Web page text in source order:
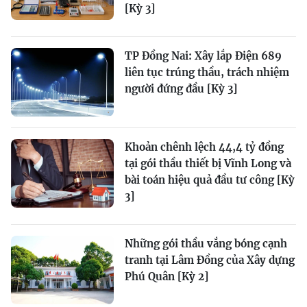
[Kỳ 3]
TP Đồng Nai: Xây lắp Điện 689
liên tục trúng thầu, trách nhiệm
người đứng đầu [Kỳ 3]
Khoản chênh lệch 44,4 tỷ đồng
tại gói thầu thiết bị Vĩnh Long và
bài toán hiệu quả đầu tư công [Kỳ
3]
Những gói thầu vắng bóng cạnh
tranh tại Lâm Đồng của Xây dựng
Phú Quân [Kỳ 2]